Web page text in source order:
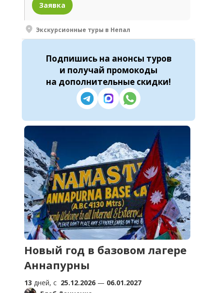
Заявка
Экскурсионные туры в Непал
Подпишись на анонсы туров
и получай промокоды
на дополнительные скидки!
Новый год в базовом лагере
Аннапурны
13 дней, c 25.12.2026 — 06.01.2027